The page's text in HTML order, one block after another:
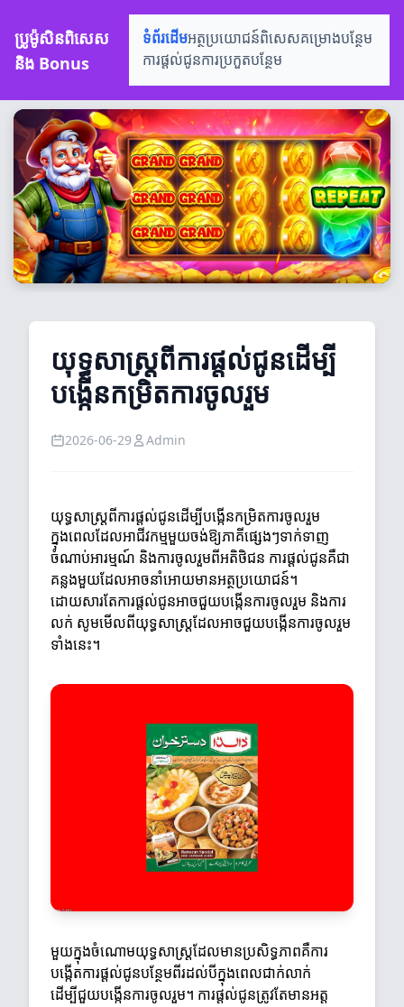
ប្រូម៉ូសិនពិសេស
និង Bonus
ទំព័រដើមអត្ថប្រយោជន៍ពិសេសគម្រោងបន្ថែម
ការផ្តល់ជូនការប្រកួតបន្ថែម
យុទ្ធសាស្ត្រពីការផ្តល់ជូនដើម្បី
បង្កើនកម្រិតការចូលរួម
2026-06-29 Admin
យុទ្ធសាស្ត្រពីការផ្តល់ជូនដើម្បីបង្កើនកម្រិតការចូលរួម
ក្នុងពេលដែលអាជីវកម្មមួយចង់ឱ្យភាគីផ្សេងៗទាក់ទាញ
ចំណាប់អារម្មណ៍ និងការចូលរួមពីអតិថិជន ការផ្តល់ជូនគឺជា
គន្លងមួយដែលអាចនាំអោយមានអត្ថប្រយោជន៍។
ដោយសារតែការផ្តល់ជូនអាចជួយបង្កើនការចូលរួម និងការ
លក់ សូមមើលពីយុទ្ធសាស្ត្រដែលអាចជួយបង្កើនការចូលរួម
ទាំងនេះ។
មួយក្នុងចំណោមយុទ្ធសាស្ត្រដែលមានប្រសិទ្ធភាពគឺការ
បង្កើតការផ្តល់ជូនបន្ថែមពីរដល់បីក្នុងពេលជាក់លាក់
ដើម្បីជួយបង្កើនការចូលរួម។ ការផ្តល់ជូនត្រូវតែមានអត្ត